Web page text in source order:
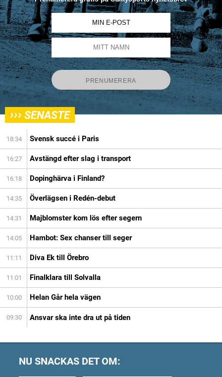
››› SENASTE
18:34 Svensk succé i Paris
16:27 Avstängd efter slag i transport
16:18 Dopinghärva i Finland?
14:35 Överlägsen i Redén-debut
14:31 Majblomster kom lös efter segern
14:05 Hambot: Sex chanser till seger
11:11 Diva Ek till Örebro
11:01 Finalklara till Solvalla
10:00 Helan Går hela vägen
09:30 Ansvar ska inte dra ut på tiden
NU SNACKAS DET OM: